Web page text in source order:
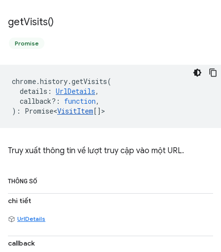
getVisits()
Promise
chrome.history.getVisits(
details : UrlDetails,
callback? : function,
) : Promise<VisitItem[] >
Truy xuất thông tin về lượt truy cập vào một URL.
THÔNG SỐ
chi tiết
UrlDetails
callback